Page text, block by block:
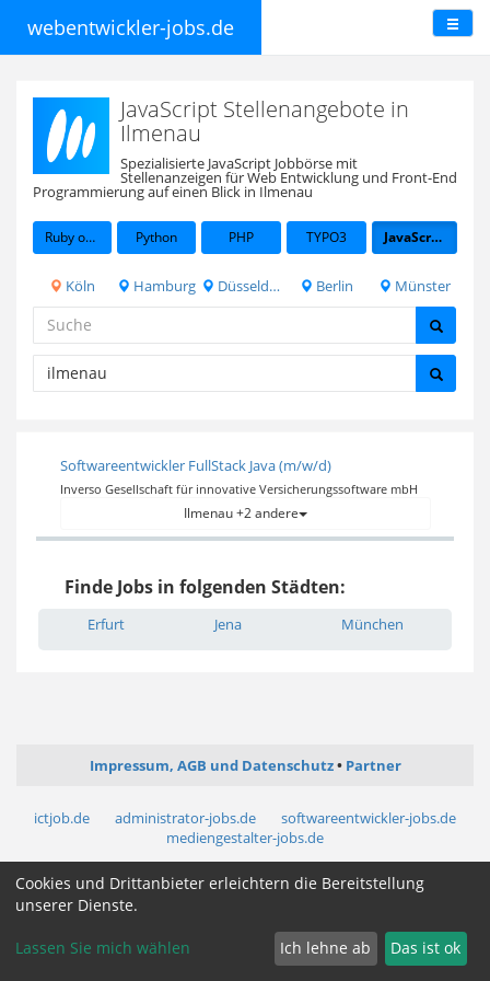
webentwickler-jobs.de
JavaScript Stellenangebote in
Ilmenau
Spezialisierte JavaScript Jobbörse mit
Stellenanzeigen für Web Entwicklung und Front-End
Programmierung auf einen Blick in Ilmenau
Ruby on Rails Python PHP TYPO3 JavaScript
Köln Hamburg Düsseldorf Berlin Münster
Softwareentwickler FullStack Java (m/w/d)
Inverso Gesellschaft für innovative Versicherungssoftware mbH
Ilmenau +2 andere
Finde Jobs in folgenden Städten:
Erfurt Jena München
Impressum, AGB und Datenschutz Partner
ictjob.de administrator-jobs.de
softwareentwickler-jobs.de
mediengestalter-jobs.de
Cookie Zustimmung ändern
Cookies und Drittanbieter erleichtern die Bereitstellung
unserer Dienste.
Lassen Sie mich wählen Ich lehne ab Das ist ok